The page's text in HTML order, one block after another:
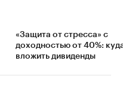
«Защита от стресса» с
доходностью от 40%:
вложить дивиденды